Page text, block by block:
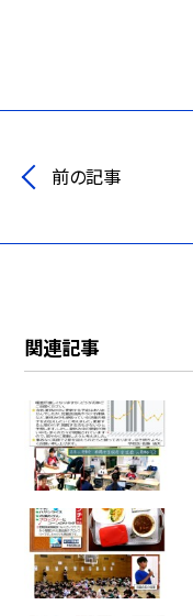
前の記事
関連記事